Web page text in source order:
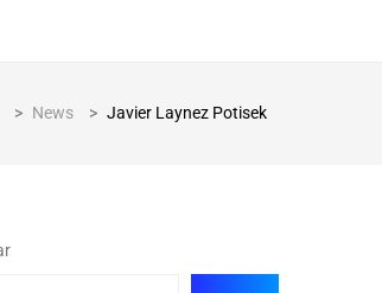
> News > Javier Laynez Potisek